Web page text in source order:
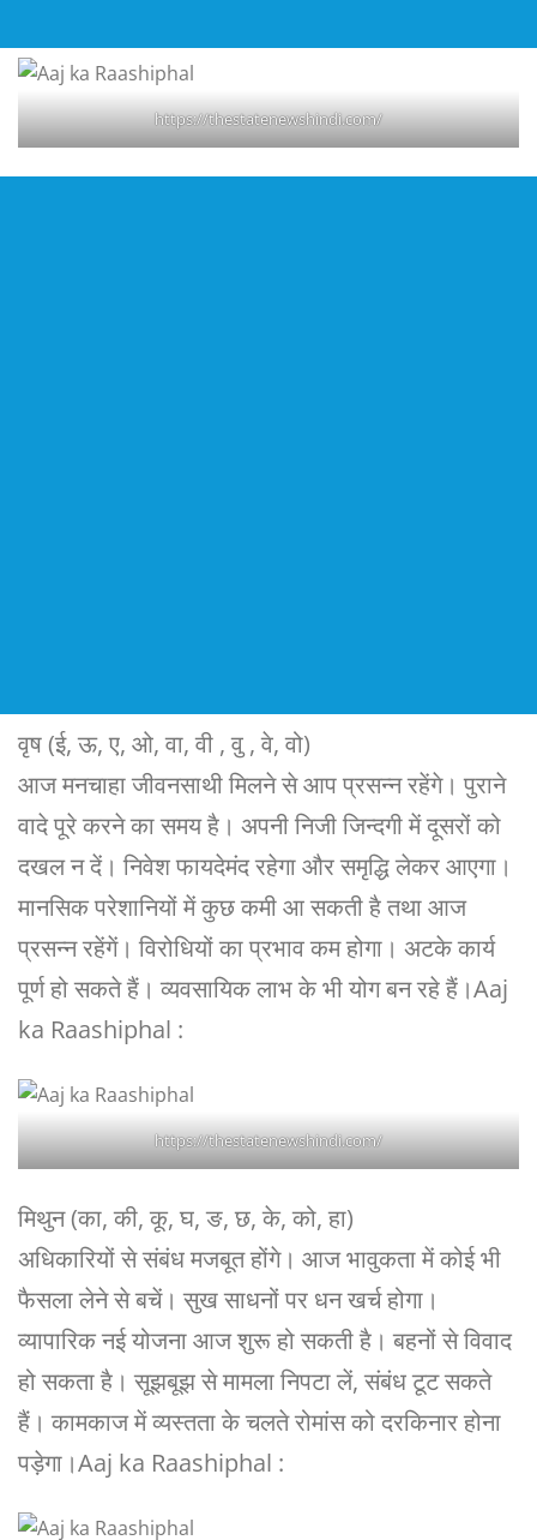
https://thestatenewshindi.com/
वृष (ई, ऊ, ए, ओ, वा, वी , वु , वे, वो)
आज मनचाहा जीवनसाथी मिलने से आप प्रसन्न रहेंगे। पुराने
वादे पूरे करने का समय है। अपनी निजी जिन्दगी में दूसरों को
दखल न दें। निवेश फायदेमंद रहेगा और समृद्धि लेकर आएगा।
मानसिक परेशानियों में कुछ कमी आ सकती है तथा आज
प्रसन्न रहेंगें। विरोधियों का प्रभाव कम होगा। अटके कार्य
पूर्ण हो सकते हैं। व्यवसायिक लाभ के भी योग बन रहे हैं।Aaj
ka Raashiphal :
https://thestatenewshindi.com/
मिथुन (का, की, कू, घ, ङ, छ, के, को, हा)
अधिकारियों से संबंध मजबूत होंगे। आज भावुकता में कोई भी
फैसला लेने से बचें। सुख साधनों पर धन खर्च होगा।
व्यापारिक नई योजना आज शुरू हो सकती है। बहनों से विवाद
हो सकता है। सूझबूझ से मामला निपटा लें, संबंध टूट सकते
हैं। कामकाज में व्यस्तता के चलते रोमांस को दरकिनार होना
पड़ेगा।Aaj ka Raashiphal :